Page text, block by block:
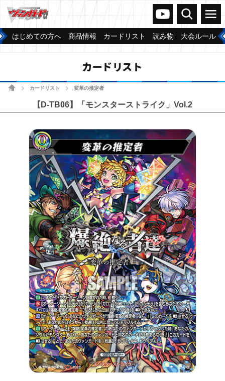
ヴァンガードch
検索 メニュー
はじめての方へ 商品情報 カードリスト 読み物 大会ルール
カードリスト
ホームカードリスト 変革の推定者
【D-TB06】「モンスターストライク」Vol.2